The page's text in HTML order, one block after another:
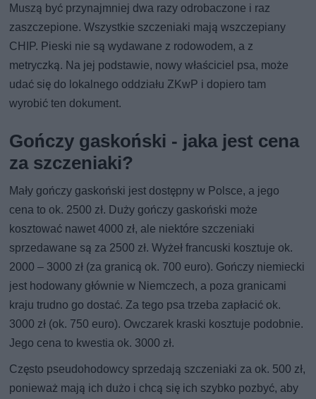
Muszą być przynajmniej dwa razy odrobaczone i raz
zaszczepione. Wszystkie szczeniaki mają wszczepiany
CHIP. Pieski nie są wydawane z rodowodem, a z
metryczką. Na jej podstawie, nowy właściciel psa, może
udać się do lokalnego oddziału ZKwP i dopiero tam
wyrobić ten dokument.
Gończy gaskoński - jaka jest cena
za szczeniaki?
Mały gończy gaskoński jest dostępny w Polsce, a jego
cena to ok. 2500 zł. Duży gończy gaskoński może
kosztować nawet 4000 zł, ale niektóre szczeniaki
sprzedawane są za 2500 zł. Wyżeł francuski kosztuje ok.
2000 – 3000 zł (za granicą ok. 700 euro). Gończy niemiecki
jest hodowany głównie w Niemczech, a poza granicami
kraju trudno go dostać. Za tego psa trzeba zapłacić ok.
3000 zł (ok. 750 euro). Owczarek kraski kosztuje podobnie.
Jego cena to kwestia ok. 3000 zł.
Często pseudohodowcy sprzedają szczeniaki za ok. 500 zł,
ponieważ mają ich dużo i chcą się ich szybko pozbyć, aby